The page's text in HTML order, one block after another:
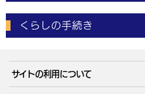
電子申請
体育施設予約状況
くらしの手続き
成人・仕事
サイトの利用について